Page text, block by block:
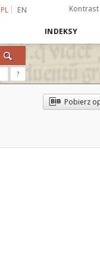
PL EN Kontrast
INDEKSY
?
Pobierz